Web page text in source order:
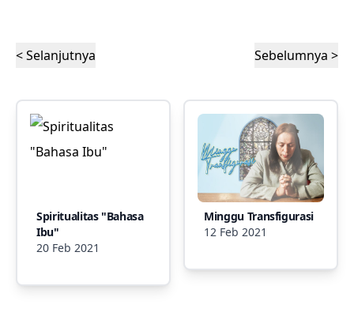
< Selanjutnya Sebelumnya >
Spiritualitas "Bahasa
Ibu"
20 Feb 2021
Minggu Transfigurasi
12 Feb 2021